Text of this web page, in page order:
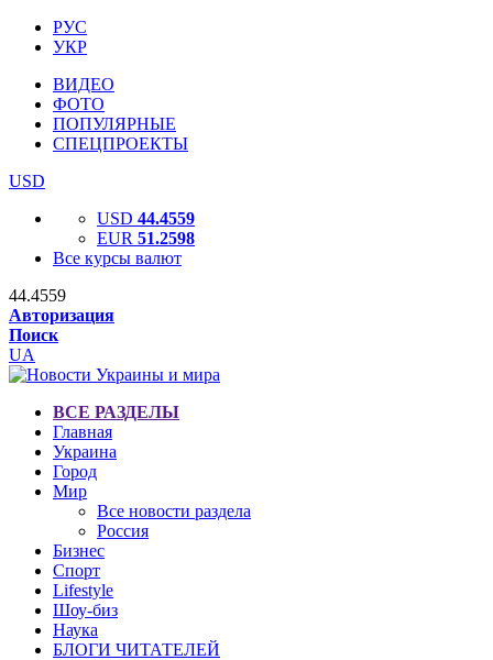
РУС
УКР
ВИДЕО
ФОТО
ПОПУЛЯРНЫЕ
СПЕЦПРОЕКТЫ
USD
USD 44.4559
EUR 51.2598
Все курсы валют
44.4559
Авторизация
Поиск
UA
ВСЕ РАЗДЕЛЫ
Главная
Украина
Город
Мир
Все новости раздела
Россия
Бизнес
Спорт
Lifestyle
Шоу-биз
Наука
БЛОГИ ЧИТАТЕЛЕЙ